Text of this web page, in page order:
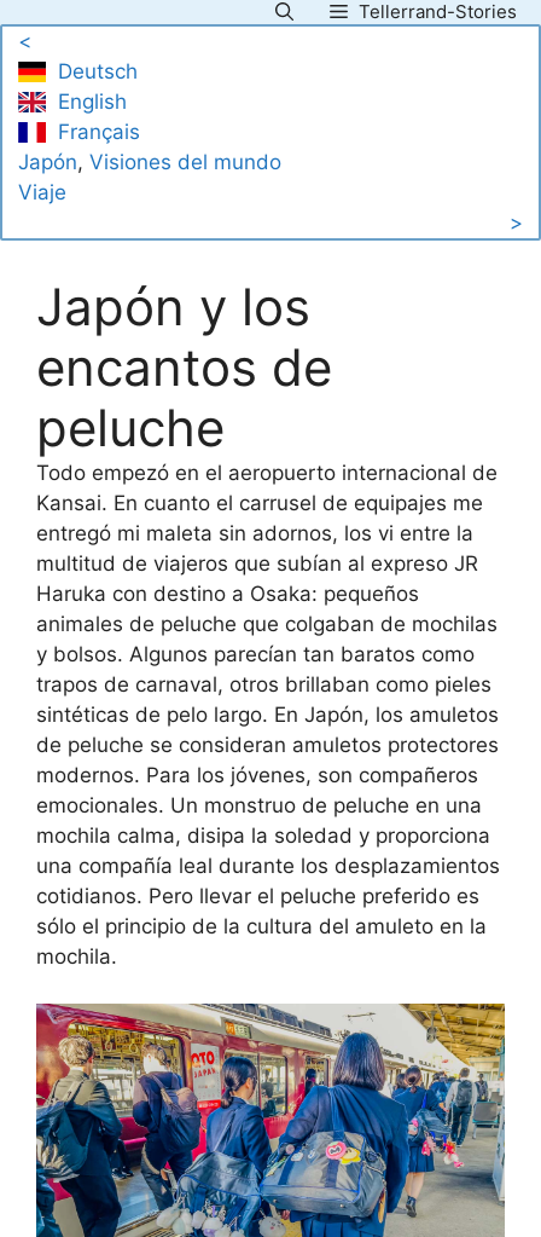
contenido
Tellerrand-Stories
<
Deutsch
English
Français
Japón, Visiones del mundo
Viaje
>
Japón y los
encantos de
peluche
Todo empezó en el aeropuerto internacional de
Kansai. En cuanto el carrusel de equipajes me
entregó mi maleta sin adornos, los vi entre la
multitud de viajeros que subían al expreso JR
Haruka con destino a Osaka: pequeños
animales de peluche que colgaban de mochilas
y bolsos. Algunos parecían tan baratos como
trapos de carnaval, otros brillaban como pieles
sintéticas de pelo largo. En Japón, los amuletos
de peluche se consideran amuletos protectores
modernos. Para los jóvenes, son compañeros
emocionales. Un monstruo de peluche en una
mochila calma, disipa la soledad y proporciona
una compañía leal durante los desplazamientos
cotidianos. Pero llevar el peluche preferido es
sólo el principio de la cultura del amuleto en la
mochila.